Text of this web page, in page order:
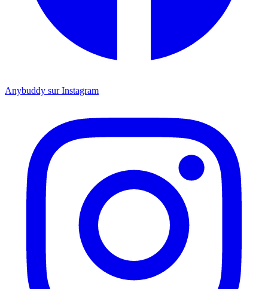
Anybuddy sur Instagram